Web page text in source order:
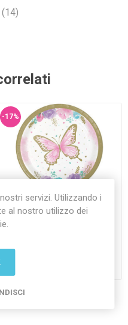
(14)
-17%
Piatti 17 cm Farfalle 8 pezzi
servizi. Utilizzando i
al nostro utilizzo dei